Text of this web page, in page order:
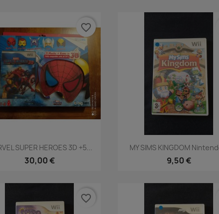
 Vista rápida
SUPER HEROES 3D +5...
30,00 €
favorite_border
Vista rápida
MY SIMS KINGDOM
9,50 €
favorite_border